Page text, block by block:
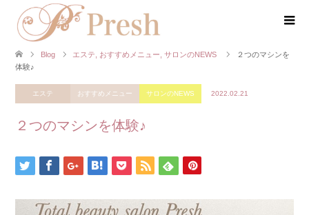
Blog エステ おすすめメニュー サロンのNEWS
２つのマシンを
体験♪
エステ おすすめメニュー サロンのNEWS 2022.02.21
２つのマシンを体験♪